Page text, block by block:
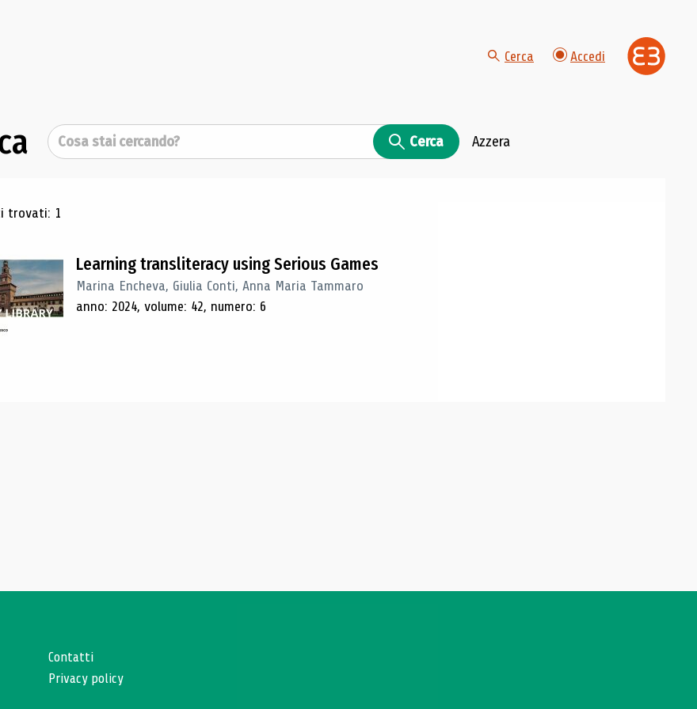
Cerca Accedi
Cerca Cerca Azzera
di ricerca
trovati: 1
Learning transliteracy using Serious Games
Marina Encheva, Giulia Conti, Anna Maria Tammaro
anno: 2024, volume: 42, numero: 6
Contatti
Privacy policy